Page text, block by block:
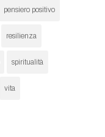
pensiero positivo
resilienza
spiritualità
vita